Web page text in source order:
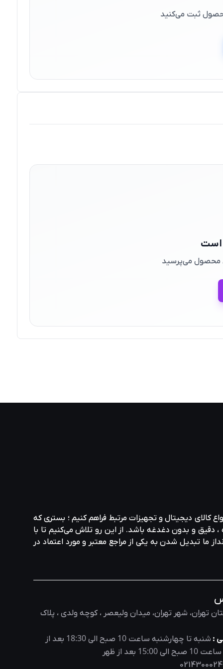
محصول ثبت می‌کنید
است
محصول می‌پرسید
کالای دیجیتال و تجهیزات مرتبط فراهم کنیم ؛ بستری که
دقیق و بدون دغدغه باشد. از این رو تلاش می‌کنیم تا با
ما تبدیل شدن به یکی از مراجع معتبر و مورد اعتماد در
تهران، شهر تهران، میدان ولیعصر ، کوچه ولدی ، پلاک
: شنبه تا چهارشنبه ساعت صبح الی 18:30 بعد از
ساعت
صبح الی 15:00 بعد از ظهر